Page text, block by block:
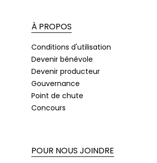
À PROPOS
Conditions d'utilisation
Devenir bénévole
Devenir producteur
Gouvernance
Point de chute
Concours
POUR NOUS JOINDRE